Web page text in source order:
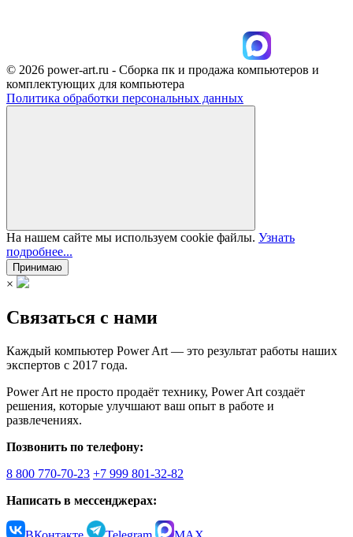
© 2026 power-art.ru - Сборка пк и продажа компьютеров и
комплектующих для компьютера
Политика обработки персональных данных
На нашем сайте мы используем cookie файлы. Узнать
подробнее...
Принимаю
×
Связаться с нами
Каждый компьютер Power Art — это результат работы наших
экспертов с 2017 года.
Power Art не просто продаёт технику, Power Art создаёт
решения, которые улучшают ваш опыт в работе и
развлечениях.
Позвонить по телефону:
8 800 770-70-23 +7 999 801-32-82
Написать в мессенджерах: